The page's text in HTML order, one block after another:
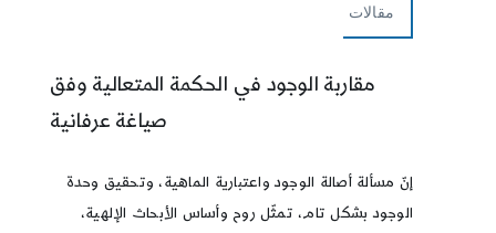
مقالات
مقاربة الوجود في الحكمة المتعالية وفق
صياغة عرفانية
إنّ مسألة أصالة الوجود واعتبارية الماهية، وتحقيق وحدة
الوجود بشكل تام، تمثّل روح وأساس الأبحاث الإلهية،